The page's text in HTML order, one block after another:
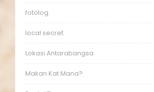
fotolog
local secret
Lokasi Antarabangsa
Makan Kat Mana?